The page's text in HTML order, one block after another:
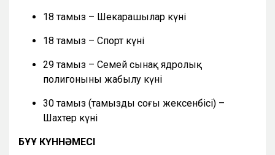
18 тамыз – Шекарашылар күні
18 тамыз – Спорт күні
29 тамыз – Семей сынақ ядролық
полигонының жабылу күні
30 тамыз (тамыздың соңғы жексенбісі) –
Шахтер күні
БҰҰ КҮННӘМЕСІ